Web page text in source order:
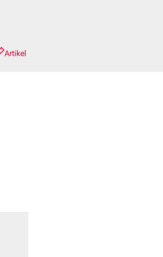
Artikel